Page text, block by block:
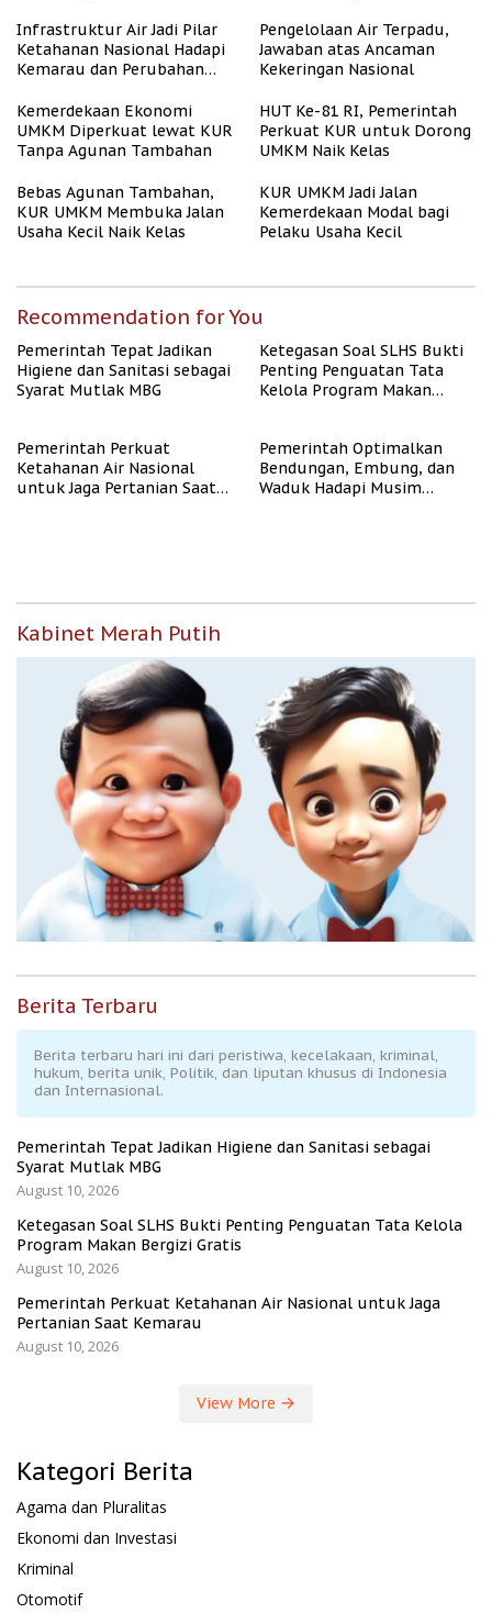
Infrastruktur Air Jadi Pilar
Ketahanan Nasional Hadapi
Kemarau dan Perubahan
Pengelolaan Air Terpadu,
Jawaban atas Ancaman
Kekeringan Nasional
Kemerdekaan Ekonomi
UMKM Diperkuat lewat KUR
Tanpa Agunan Tambahan
HUT Ke-81 RI, Pemerintah
Perkuat KUR untuk Dorong
UMKM Naik Kelas
Bebas Agunan Tambahan,
KUR UMKM Membuka Jalan
Usaha Kecil Naik Kelas
KUR UMKM Jadi Jalan
Kemerdekaan Modal bagi
Pelaku Usaha Kecil
Recommendation for You
Pemerintah Tepat Jadikan
Higiene dan Sanitasi sebagai
Syarat Mutlak MBG
Ketegasan Soal SLHS Bukti
Penting Penguatan Tata
Kelola Program Makan
Pemerintah Perkuat
Ketahanan Air Nasional
untuk Jaga Pertanian Saat
Pemerintah Optimalkan
Bendungan, Embung, dan
Waduk Hadapi Musim
Kabinet Merah Putih
Berita Terbaru
Berita terbaru hari ini dari peristiwa, kecelakaan, kriminal,
hukum, berita unik, Politik, dan liputan khusus di Indonesia
dan Internasional.
Pemerintah Tepat Jadikan Higiene dan Sanitasi sebagai
Syarat Mutlak MBG
August 10, 2026
Ketegasan Soal SLHS Bukti Penting Penguatan Tata Kelola
Program Makan Bergizi Gratis
August 10, 2026
Pemerintah Perkuat Ketahanan Air Nasional untuk Jaga
Pertanian Saat Kemarau
August 10, 2026
View More
Kategori Berita
Agama dan Pluralitas
Ekonomi dan Investasi
Kriminal
Otomotif